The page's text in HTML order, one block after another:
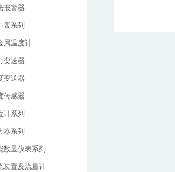
报警器
表系列
属温度计
变送器
变送器
传感器
计系列
器系列
数显仪表系列
装置及流量计